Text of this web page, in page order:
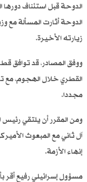
الدوحة قبل استئناف
الدوحة أثارت المسألة مع
زيارته الأخيرة.
ووفق المصادر، قد توافق
القطري خلال الهجوم، مع
مجددا.
ومن المقرر أن يلتقي
آل ثاني مع المبعوث
إنهاء الأزمة.
مسؤول إسرائيلي رفيع أقر